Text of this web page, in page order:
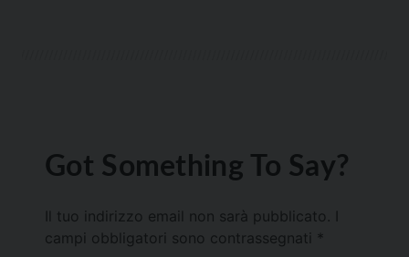
Got Something To Say?
Il tuo indirizzo email non sarà pubblicato.
campi obbligatori sono contrassegnati *